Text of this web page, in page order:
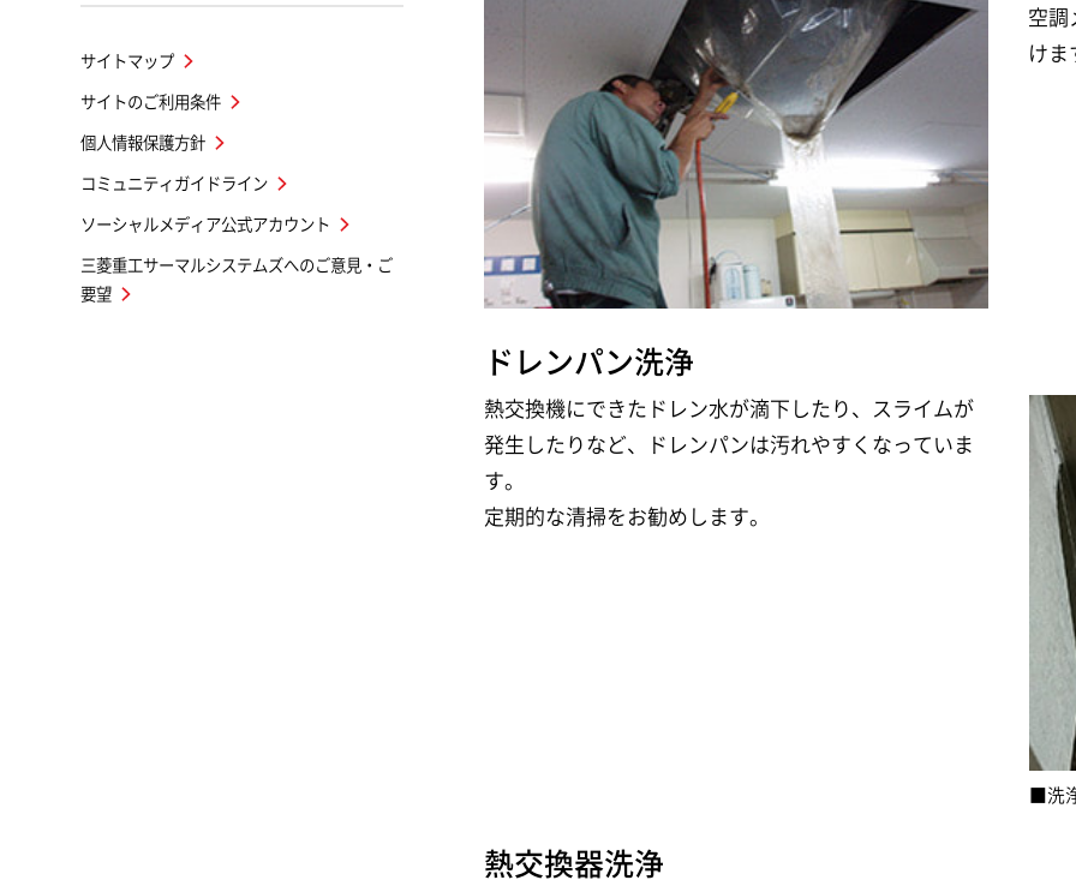
空調
けま
ドレンパン洗浄
■洗
熱交換機にできたドレン水が滴下したり、スライムが
発生したりなど、ドレンパンは汚れやすくなっていま
す。
定期的な清掃をお勧めします。
熱交換器洗浄
サイトマップ
サイトのご利用条件
個人情報保護方針
コミュニティガイドライン
ソーシャルメディア公式アカウント
三菱重工サーマルシステムズへのご意見・ご
要望